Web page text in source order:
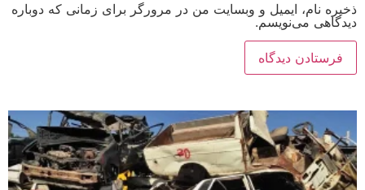
ذخیره نام، ایمیل و وبسایت من در مرورگر برای زمانی که دوباره
دیدگاهی می‌نویسم.